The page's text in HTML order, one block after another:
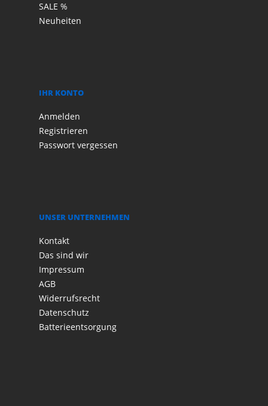
SALE %
Neuheiten
IHR KONTO
Anmelden
Registrieren
Passwort vergessen
UNSER UNTERNEHMEN
Kontakt
Das sind wir
Impressum
AGB
Widerrufsrecht
Datenschutz
Batterieentsorgung